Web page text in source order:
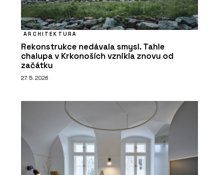
ARCHITEKTURA
Rekonstrukce nedávala smysl. Tahle
chalupa v Krkonoších vznikla znovu od
začátku
27. 5. 2026